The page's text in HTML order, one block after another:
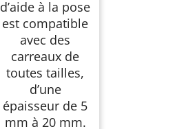
d’aide à la pose
est compatible
avec des
carreaux de
toutes tailles,
d’une
épaisseur de 5
mm à 20 mm.